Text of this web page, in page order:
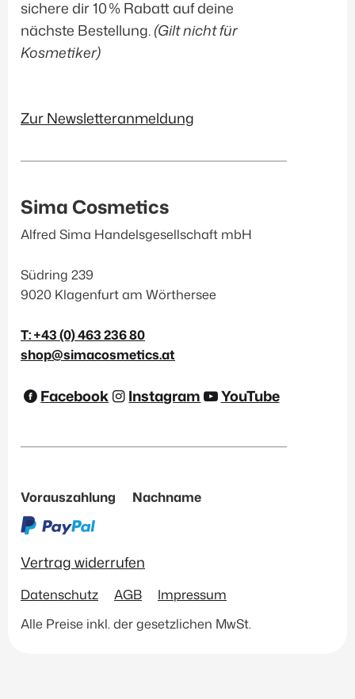
sichere dir 10 % Rabatt auf deine
nächste Bestellung.(Gilt nicht für
Kosmetiker)
Zur Newsletteranmeldung
Sima Cosmetics
Alfred Sima Handelsgesellschaft mbH
Südring 239
9020 Klagenfurt am Wörthersee
T: +43 (0) 463 236 80
shop@simacosmetics.at
Facebook Instagram YouTube
Vertrag widerrufen
Datenschutz AGB
Impressum
Alle Preise inkl. der gesetzlichen MwSt.
Vorauszahlung Nachname